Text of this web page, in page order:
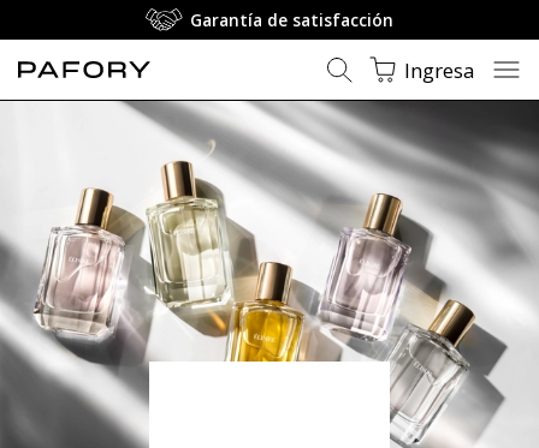
Garantía de satisfacción
Ingresa